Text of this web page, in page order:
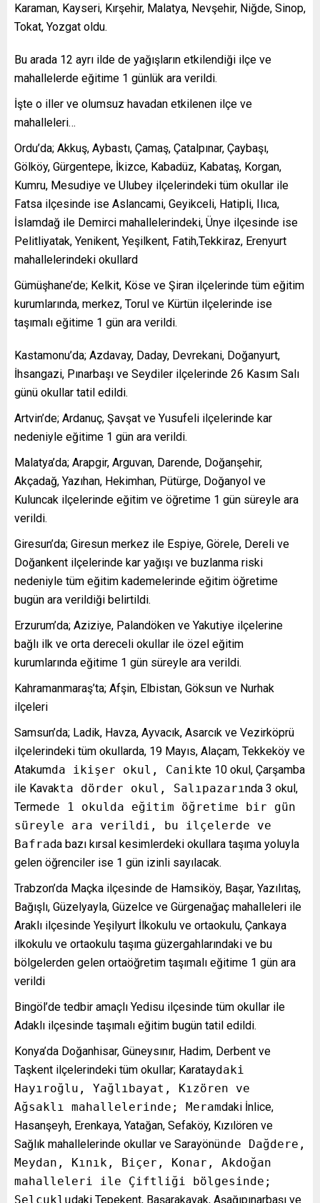
Karaman, Kayseri, Kırşehir, Malatya, Nevşehir, Niğde, Sinop,
Tokat, Yozgat oldu.
Bu arada 12 ayrı ilde de yağışların etkilendiği ilçe ve
mahallelerde eğitime 1 günlük ara verildi.
İşte o iller ve olumsuz havadan etkilenen ilçe ve
mahalleleri…
Ordu’da; Akkuş, Aybastı, Çamaş, Çatalpınar, Çaybaşı,
Gölköy, Gürgentepe, İkizce, Kabadüz, Kabataş, Korgan,
Kumru, Mesudiye ve Ulubey ilçelerindeki tüm okullar ile
Fatsa ilçesinde ise Aslancami, Geyikceli, Hatipli, Ilıca,
İslamdağ ile Demirci mahallelerindeki, Ünye ilçesinde ise
Pelitliyatak, Yenikent, Yeşilkent, Fatih,Tekkiraz, Erenyurt
mahallelerindeki okullard
Gümüşhane’de; Kelkit, Köse ve Şiran ilçelerinde tüm eğitim
kurumlarında, merkez, Torul ve Kürtün ilçelerinde ise
taşımalı eğitime 1 gün ara verildi.
Kastamonu’da; Azdavay, Daday, Devrekani, Doğanyurt,
İhsangazi, Pınarbaşı ve Seydiler ilçelerinde 26 Kasım Salı
günü okullar tatil edildi.
Artvin’de; Ardanuç, Şavşat ve Yusufeli ilçelerinde kar
nedeniyle eğitime 1 gün ara verildi.
Malatya’da; Arapgir, Arguvan, Darende, Doğanşehir,
Akçadağ, Yazıhan, Hekimhan, Pütürge, Doğanyol ve
Kuluncak ilçelerinde eğitim ve öğretime 1 gün süreyle ara
verildi.
Giresun’da; Giresun merkez ile Espiye, Görele, Dereli ve
Doğankent ilçelerinde kar yağışı ve buzlanma riski
nedeniyle tüm eğitim kademelerinde eğitim öğretime
bugün ara verildiği belirtildi.
Erzurum’da; Aziziye, Palandöken ve Yakutiye ilçelerine
bağlı ilk ve orta dereceli okullar ile özel eğitim
kurumlarında eğitime 1 gün süreyle ara verildi.
Kahramanmaraş’ta; Afşin, Elbistan, Göksun ve Nurhak
ilçeleri
Samsun’da; Ladik, Havza, Ayvacık, Asarcık ve Vezirköprü
ilçelerindeki tüm okullarda, 19 Mayıs, Alaçam, Tekkeköy ve
Atakumda ikişer okul, Canikte 10 okul, Çarşamba
ile Kavakta dörder okul, Salıpazarı nda 3 okul,
Termede 1 okulda eğitim öğretime bir gün
süreyle ara verildi, bu ilçelerde ve
Bafrada bazı kırsal kesimlerdeki okullara taşıma yoluyla
gelen öğrenciler ise 1 gün izinli sayılacak.
Trabzon’da Maçka ilçesinde de Hamsiköy, Başar, Yazılıtaş,
Bağışlı, Güzelyayla, Güzelce ve Gürgenağaç mahalleleri ile
Araklı ilçesinde Yeşilyurt İlkokulu ve ortaokulu, Çankaya
ilkokulu ve ortaokulu taşıma güzergahlarındaki ve bu
bölgelerden gelen ortaöğretim taşımalı eğitime 1 gün ara
verildi
Bingöl’de tedbir amaçlı Yedisu ilçesinde tüm okullar ile
Adaklı ilçesinde taşımalı eğitim bugün tatil edildi.
Konya’da Doğanhisar, Güneysınır, Hadim, Derbent ve
Taşkent ilçelerindeki tüm okullar; Karataydaki
Hayıroğlu, Yağlıbayat, Kızören ve
Ağsaklı mahallelerinde; Meramdaki İnlice,
Hasanşeyh, Erenkaya, Yatağan, Sefaköy, Kızılören ve
Sağlık mahallelerinde okullar ve Sarayönünde Dağdere,
Meydan, Kınık, Biçer, Konar, Akdoğan
mahalleleri ile Çiftliği bölgesinde;
Selçukludaki Tepekent, Başarakavak, Aşağıpınarbaşı ve